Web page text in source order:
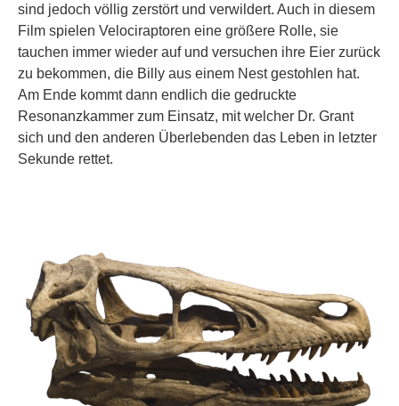
sind jedoch völlig zerstört und verwildert. Auch in diesem
Film spielen Velociraptoren eine größere Rolle, sie
tauchen immer wieder auf und versuchen ihre Eier zurück
zu bekommen, die Billy aus einem Nest gestohlen hat.
Am Ende kommt dann endlich die gedruckte
Resonanzkammer zum Einsatz, mit welcher Dr. Grant
sich und den anderen Überlebenden das Leben in letzter
Sekunde rettet.